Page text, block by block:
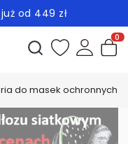
od 449 zł
produkty
Otwórz
do masek ochronnych